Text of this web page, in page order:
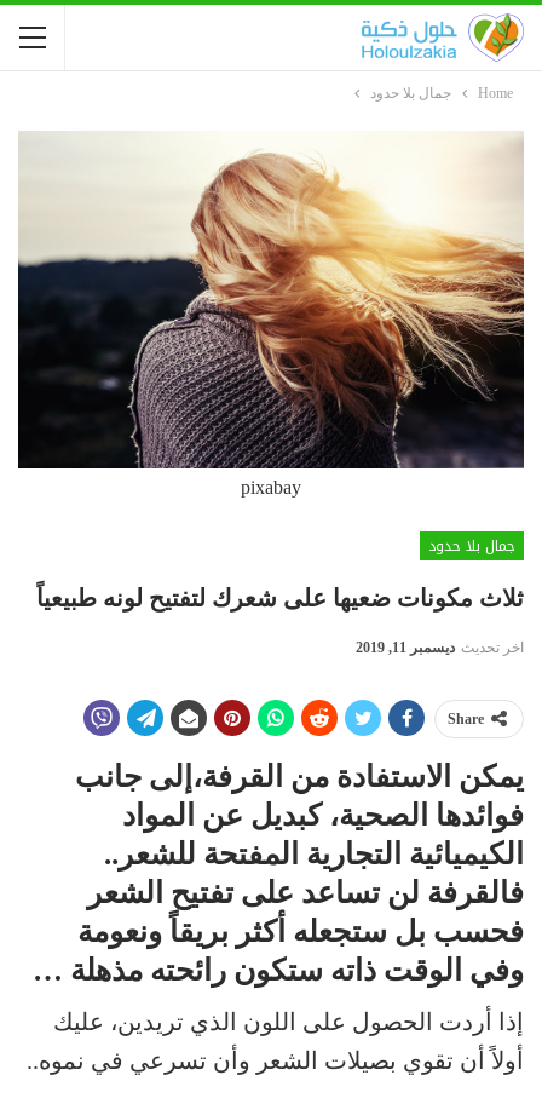
Home جمال بلا حدود
pixabay
جمال بلا حدود
ثلاث مكونات ضعيها على شعرك لتفتيح لونه طبيعياً
اخر تحديث ديسمبر 11, 2019
Share
يمكن الاستفادة من القرفة،إلى جانب
فوائدها الصحية، كبديل عن المواد
الكيميائية التجارية المفتحة للشعر..
فالقرفة لن تساعد على تفتيح الشعر
فحسب بل ستجعله أكثر بريقاً ونعومة
وفي الوقت ذاته ستكون رائحته مذهلة …
إذا أردت الحصول على اللون الذي تريدين، عليك
أولاً أن تقوي بصيلات الشعر وأن تسرعي في نموه..